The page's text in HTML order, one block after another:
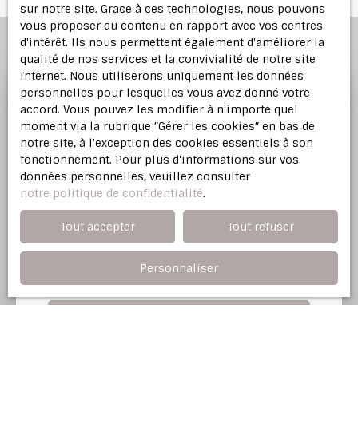
Profitez d'uneestimation
offerte
Notre agence immobilière vous offre une
évaluation justifiée de votre bien dans l'Est
Adresse de votre bien
sur notre site. Grace à ces technologies, nous pouvons
vous proposer du contenu en rapport avec vos centres
d'intérêt. Ils nous permettent également d'améliorer la
qualité de nos services et la convivialité de notre site
internet. Nous utiliserons uniquement les données
personnelles pour lesquelles vous avez donné votre
accord. Vous pouvez les modifier à n'importe quel
moment via la rubrique ″Gérer les cookies″ en bas de
notre site, à l'exception des cookies essentiels à son
fonctionnement. Pour plus d'informations sur vos
données personnelles, veuillez consulter
notre politique de confidentialité.
Tout accepter Tout refuser
Personnaliser